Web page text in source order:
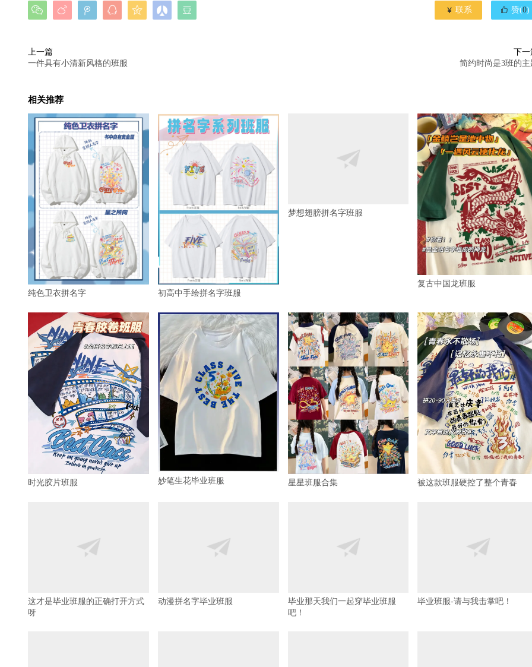
        赞(0)
 联系
上一篇
一件具有小清新风格的班服
下一
简约时尚是3班的主
相关推荐
纯色卫衣拼名字 初高中手绘拼名字班服
梦想翅膀拼名字班服
复古中国龙班服
时光胶片班服 妙笔生花毕业班服 星星班服合集 被这款班服硬控了整个青春
这才是毕业班服的正确打开方式
呀
动漫拼名字毕业班服
毕业那天我们一起穿毕业班服
吧！
毕业班服-请与我击掌吧！